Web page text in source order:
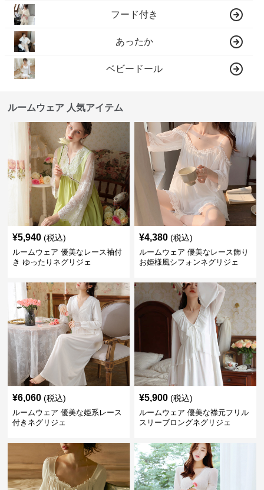
フード付き
あったか
ベビードール
ルームウェア 人気アイテム
¥5,940 (税込)
ルームウェア 優美なレース袖付
き ゆったりネグリジェ
¥4,380 (税込)
ルームウェア 優美なレース飾り
お姫様風シフォンネグリジェ
¥6,060 (税込)
ルームウェア 優美な姫系レース
付きネグリジェ
¥5,900 (税込)
ルームウェア 優美な襟元フリル
スリーブロングネグリジェ